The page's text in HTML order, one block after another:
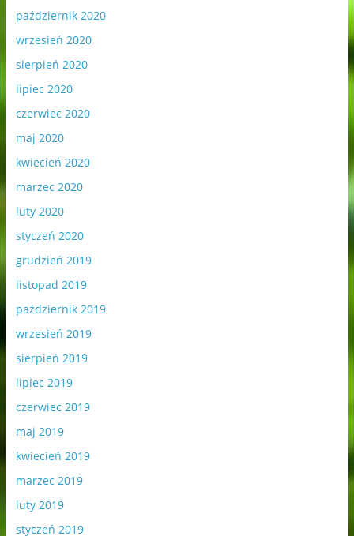
październik 2020
wrzesień 2020
sierpień 2020
lipiec 2020
czerwiec 2020
maj 2020
kwiecień 2020
marzec 2020
luty 2020
styczeń 2020
grudzień 2019
listopad 2019
październik 2019
wrzesień 2019
sierpień 2019
lipiec 2019
czerwiec 2019
maj 2019
kwiecień 2019
marzec 2019
luty 2019
styczeń 2019